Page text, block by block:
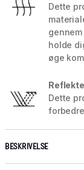
Dette
holde
øge
Dette
BESKRIVELSE